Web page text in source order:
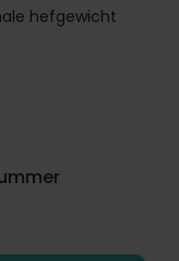
hefgewicht